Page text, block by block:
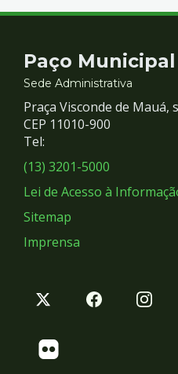
Contato
e
Redes
Sociais
Paço Municipal
Sede Administrativa
Praça Visconde de Mauá,
CEP 11010-900
Tel:
(13) 3201-5000
Lei de Acesso à
Sitemap
Imprensa